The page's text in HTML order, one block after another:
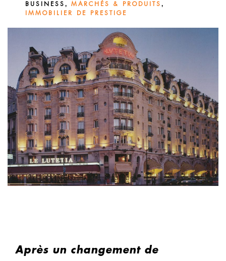
BUSINESS , MARCHÉS & PRODUITS ,
IMMOBILIER DE PRESTIGE
Après un changement de